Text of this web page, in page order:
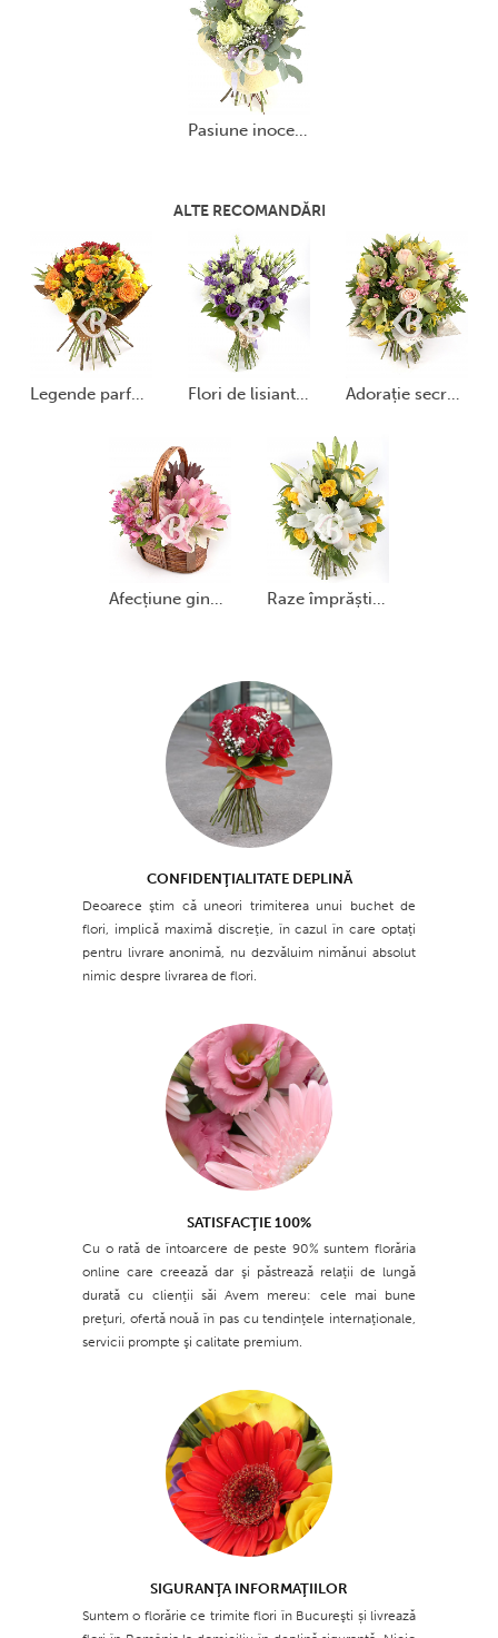
pasiune inocentă
ALTE RECOMANDĂRI
legende parfumate flori de lisianthus adorație secretă
afecțiune gingașă raze împrăștiate
CONFIDENŢIALITATE DEPLINĂ
Deoarece ştim că uneori trimiterea unui buchet de
flori, implică maximă discreţie, în cazul în care optaţi
pentru livrare anonimă, nu dezvăluim nimănui absolut
nimic despre livrarea de flori.
SATISFACŢIE 100%
Cu o rată de întoarcere de peste 90% suntem florăria
online care creează dar şi păstrează relaţii de lungă
durată cu clienţii săi Avem mereu: cele mai bune
preţuri, ofertă nouă în pas cu tendinţele internaţionale,
servicii prompte şi calitate premium.
SIGURANŢA INFORMAŢIILOR
Suntem o florărie ce trimite flori în Bucureşti și livrează